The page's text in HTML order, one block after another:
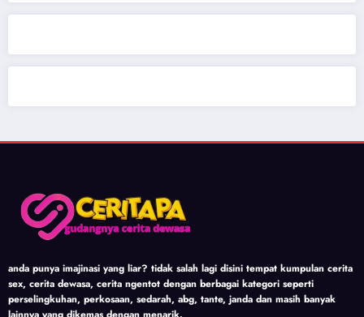
anda punya imajinasi yang liar? tidak salah lagi disini tempat kumpulan cerita
sex, cerita dewasa, cerita ngentot dengan berbagai kategori seperti
perselingkuhan, perkosaan, sedarah, abg, tante, janda dan masih banyak